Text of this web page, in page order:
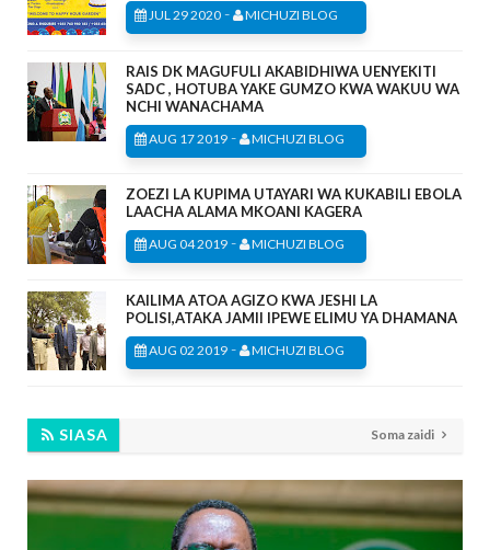
JUL 29 2020 - MICHUZI BLOG
RAIS DK MAGUFULI AKABIDHIWA UENYEKITI
SADC , HOTUBA YAKE GUMZO KWA WAKUU WA
NCHI WANACHAMA
AUG 17 2019 - MICHUZI BLOG
ZOEZI LA KUPIMA UTAYARI WA KUKABILI EBOLA
LAACHA ALAMA MKOANI KAGERA
AUG 04 2019 - MICHUZI BLOG
KAILIMA ATOA AGIZO KWA JESHI LA
POLISI,ATAKA JAMII IPEWE ELIMU YA DHAMANA
AUG 02 2019 - MICHUZI BLOG
SIASA Soma zaidi